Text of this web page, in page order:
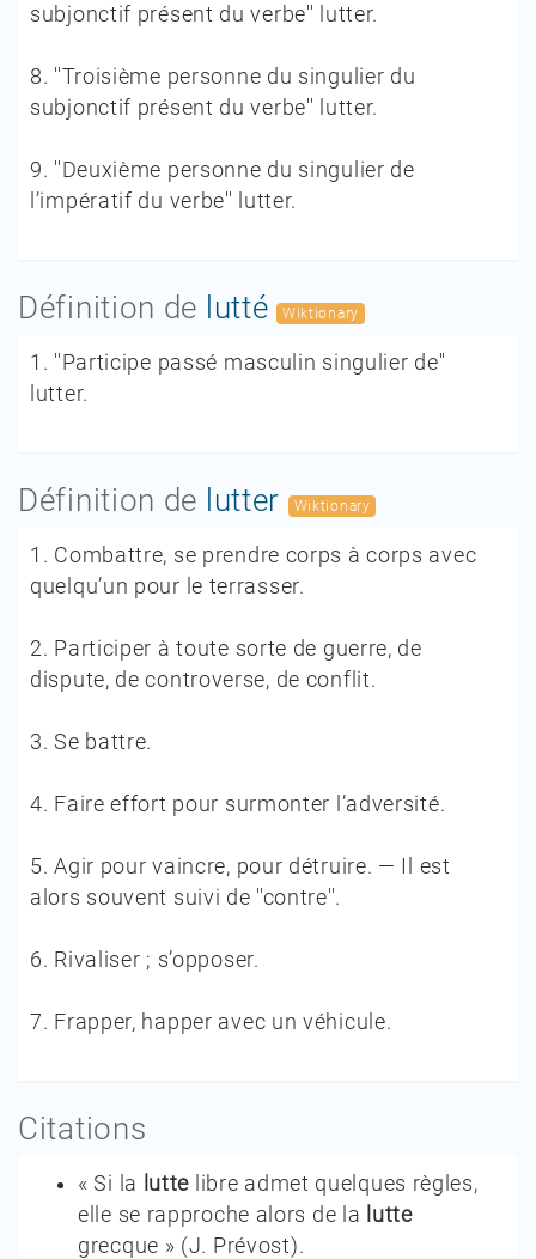
subjonctif présent du verbe'' lutter.
8. ''Troisième personne du singulier du
subjonctif présent du verbe'' lutter.
9. ''Deuxième personne du singulier de
l’impératif du verbe'' lutter.
Définition de lutté Wiktionary
1. ''Participe passé masculin singulier de''
lutter.
Définition de lutter Wiktionary
1. Combattre, se prendre corps à corps avec
quelqu’un pour le terrasser.
2. Participer à toute sorte de guerre, de
dispute, de controverse, de conflit.
3.Se battre.
4. Faire effort pour surmonter l’adversité.
5.Agir pour vaincre, pour détruire. — Il est
alors souvent suivi de ''contre''.
6. Rivaliser ; s’opposer.
7. Frapper, happer avec un véhicule.
Citations
« Si la lutte libre admet quelques règles,
elle se rapproche alors de la lutte
grecque » (J. Prévost).